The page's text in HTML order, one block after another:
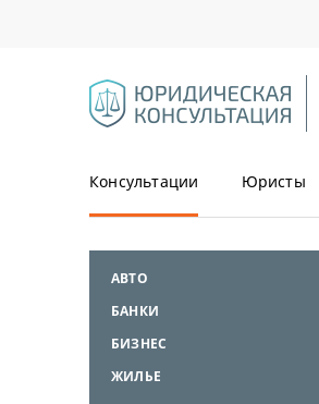
Консультации Юристы
АВТО
БАНКИ
БИЗНЕС
ЖИЛЬЕ